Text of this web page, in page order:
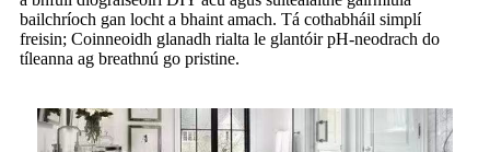
bailchríoch gan locht a bhaint amach. Tá cothabháil simplí
freisin; Coinneoidh glanadh rialta le glantóir pH-neodrach do
tíleanna ag breathnú go pristine.